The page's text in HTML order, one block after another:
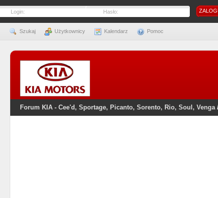
Login: Hasło:
Szukaj Użytkownicy Kalendarz Pomoc
Forum KIA - Cee'd, Sportage, Picanto, Sorento, Rio, Soul, Venga